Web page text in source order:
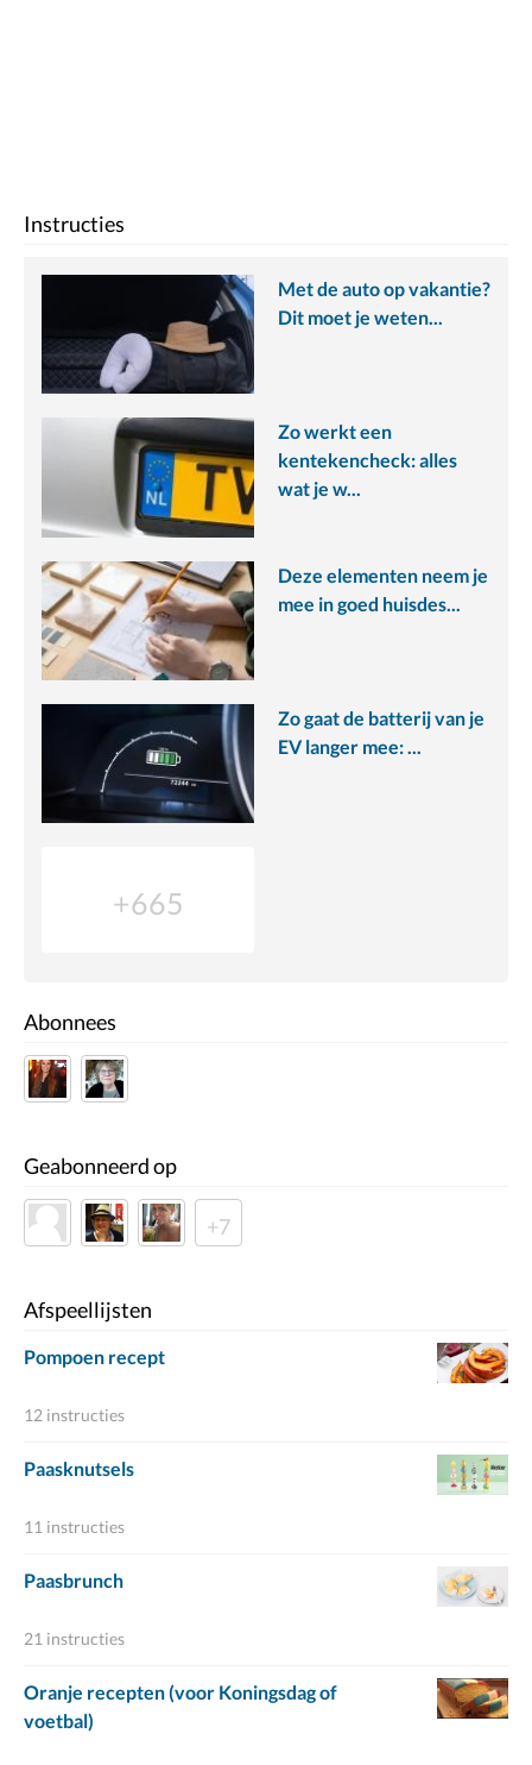
Instructies
Met de auto op vakantie?
Dit moet je weten...
Zo werkt een
kentekencheck: alles
wat je w...
Deze elementen neem je
mee in goed huisdes...
Zo gaat de batterij van je
EV langer mee: ...
+665
Abonnees
Geabonneerd op
+7
Afspeellijsten
Pompoen recept
12 instructies
Paasknutsels
11 instructies
Paasbrunch
21 instructies
Oranje recepten (voor Koningsdag of
voetbal)